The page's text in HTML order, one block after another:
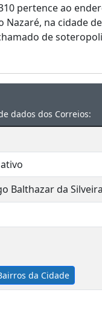
pertence ao
na cidade
de
dados dos Correios:
Balthazar da Silveira
da Cidade